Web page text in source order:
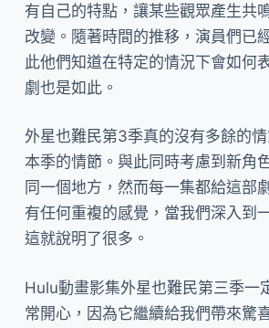
有自己的特點，讓某些觀眾產生共
改變。隨著時間的推移，演員們已
此他們知道在特定的情況下會如何
劇也是如此。
外星也難民第3季真的沒有多餘的
本季的情節。與此同時考慮到新角
同一個地方，然而每一集都給這部
有任何重複的感覺，當我們深入到
這就說明了很多。
Hulu動畫影集外星也難民第三季一
常開心，因為它繼續給我們帶來驚